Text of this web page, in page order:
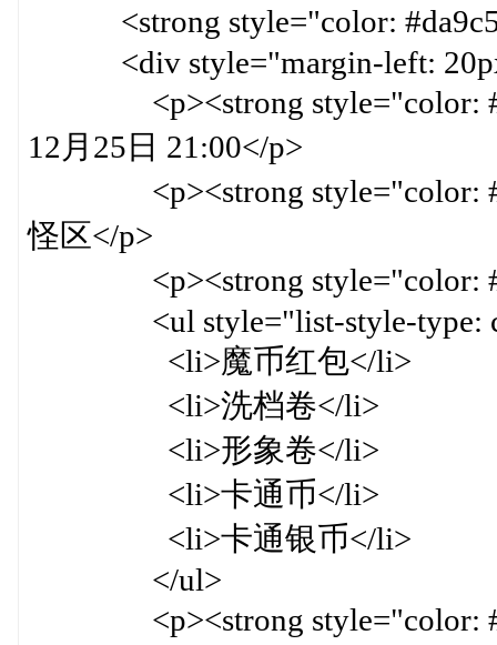
<strong style="color:
<div style="margin-left:
<p><strong style="color:
12月25日 21:00</p>
<p><strong style="color:
怪区</p>
<p><strong style="color:
<ul style="list-style-type:
<li>魔币红包</li>
<li>洗档卷</li>
<li>形象卷</li>
<li>卡通币</li>
<li>卡通银币</li>
</ul>
<p><strong style="color: